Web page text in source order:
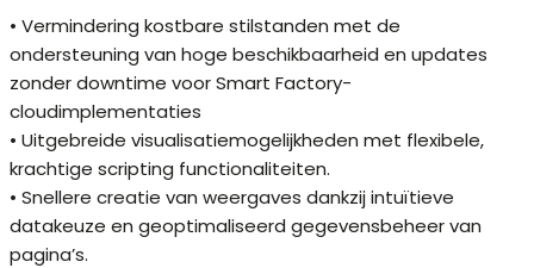
• Vermindering kostbare stilstanden met de
ondersteuning van hoge beschikbaarheid en updates
zonder downtime voor Smart Factory-
cloudimplementaties
• Uitgebreide visualisatiemogelijkheden met flexibele,
krachtige scripting functionaliteiten.
• Snellere creatie van weergaves dankzij intuïtieve
datakeuze en geoptimaliseerd gegevensbeheer van
pagina’s.